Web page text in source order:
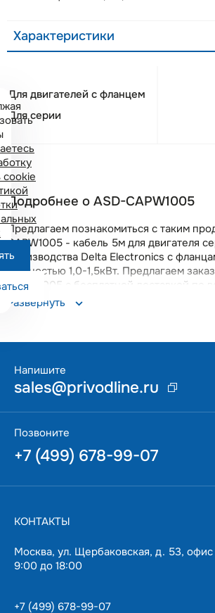
Характеристики
Для двигателей с фланцем
Для серии
Подробнее о ASD-CAPW1005
Предлагаем познакомиться с таким
CAPW1005 - кабель 5м для двигателя
производства Delta Electronics с
мощностью 1,0-1,5кВт. Предлагаем
CAPW1005 с бесплатной доставкой по
получите качественный прибор с
Данная позиция поддерживается на
Развернуть
cookie
Напишите
sales@privodline.ru
Позвоните
+7 (499) 678-99-07
КОНТАКТЫ
Москва, ул. Щербаковская, д. 53,
9:00 до 18:00
+7 (499) 678-99-07